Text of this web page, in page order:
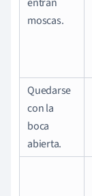
moscas.
Quedarse
con la
boca
abierta.